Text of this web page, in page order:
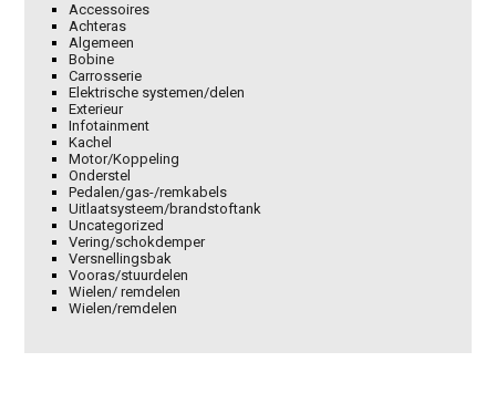
Accessoires
Achteras
Algemeen
Bobine
Carrosserie
Elektrische systemen/delen
Exterieur
Infotainment
Kachel
Motor/Koppeling
Onderstel
Pedalen/gas-/remkabels
Uitlaatsysteem/brandstoftank
Uncategorized
Vering/schokdemper
Versnellingsbak
Vooras/stuurdelen
Wielen/ remdelen
Wielen/remdelen